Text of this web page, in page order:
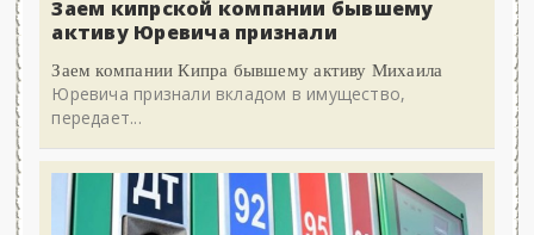
Заем кипрской компании бывшему
активу Юревича признали
Заем компании Кипра бывшему активу Михаила
Юревича признали вкладом в имущество,
передает...